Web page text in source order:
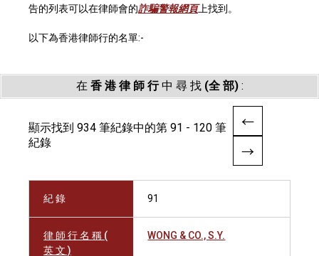
告的列表可以在律師會的詐騙警報網頁上找到。
以下為香港律師行的名單:-
在 香 港 律 師 行中 尋 找 (全 部):
顯示找到 934 筆紀錄中的第 91 - 120 筆
紀錄
紀 錄 91
律 師 行 名 稱 (
英 文 )
WONG & CO., S.Y.